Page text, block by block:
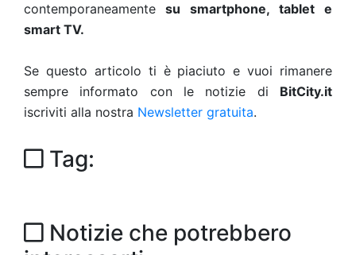
contemporaneamente su smartphone, tablet e
smart TV.
Se questo articolo ti è piaciuto e vuoi rimanere
sempre informato con le notizie di BitCity.it
iscriviti alla nostra Newsletter gratuita.
Tag:
Notizie che potrebbero